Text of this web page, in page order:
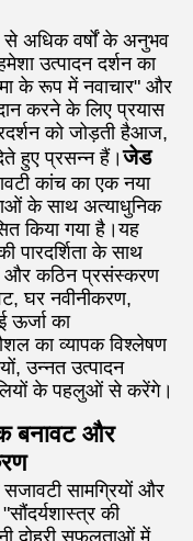
अधिक वर्षों के अनुभव
उत्पादन दर्शन का
के रूप में नवाचार" और
करने के लिए प्रयास
को जोड़ती हैआज,
हुए प्रसन्न हैं।जेड
कांच का एक नया
के साथ अत्याधुनिक
किया गया है।यह
पारदर्शिता के साथ
और कठिन प्रसंस्करण
घर नवीनीकरण,
ऊर्जा का
का व्यापक विश्लेषण
उन्नत उत्पादन
के पहलुओं से करेंगे।
बनावट और
सजावटी सामग्रियों और
की
दोहरी सफलताओं में